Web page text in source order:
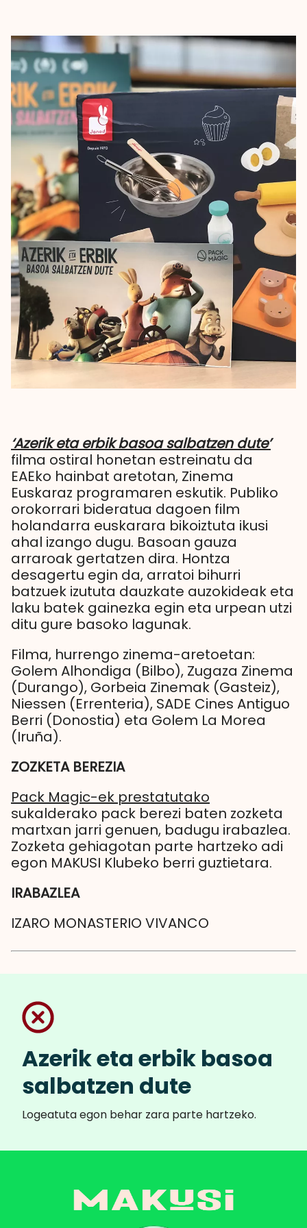
‘Azerik eta erbik basoa salbatzen dute’
filma ostiral honetan estreinatu da
EAEko hainbat aretotan, Zinema
Euskaraz programaren eskutik. Publiko
orokorrari bideratua dagoen film
holandarra euskarara bikoiztuta ikusi
ahal izango dugu. Basoan gauza
arraroak gertatzen dira. Hontza
desagertu egin da, arratoi bihurri
batzuek izututa dauzkate auzokideak eta
laku batek gainezka egin eta urpean utzi
ditu gure basoko lagunak.
Filma, hurrengo zinema-aretoetan:
Golem Alhondiga (Bilbo), Zugaza Zinema
(Durango), Gorbeia Zinemak (Gasteiz),
Niessen (Errenteria), SADE Cines Antiguo
Berri (Donostia) eta Golem La Morea
(Iruña).
ZOZKETA BEREZIA
Pack Magic-ek prestatutako
sukalderako pack berezi baten zozketa
martxan jarri genuen, badugu irabazlea.
Zozketa gehiagotan parte hartzeko adi
egon MAKUSI Klubeko berri guztietara.
IRABAZLEA
IZARO MONASTERIO VIVANCO
Azerik eta erbik basoa
salbatzen dute
Logeatuta egon behar zara parte hartzeko.